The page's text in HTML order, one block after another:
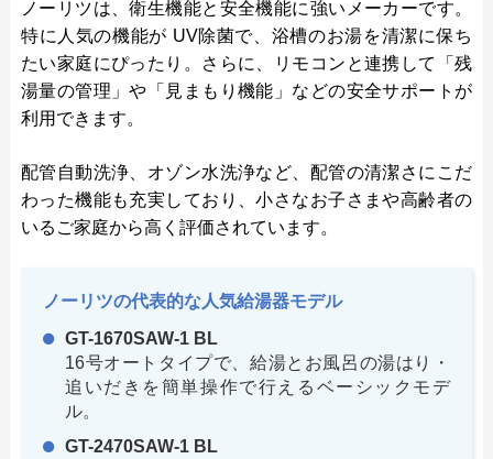
ノーリツは、衛生機能と安全機能に強いメーカーです。
特に人気の機能が UV除菌で、浴槽のお湯を清潔に保ち
たい家庭にぴったり。さらに、リモコンと連携して「残
湯量の管理」や「見まもり機能」などの安全サポートが
利用できます。
配管自動洗浄、オゾン水洗浄など、配管の清潔さにこだ
わった機能も充実しており、小さなお子さまや高齢者の
いるご家庭から高く評価されています。
ノーリツの代表的な人気給湯器モデル
GT-1670SAW-1 BL
16号オートタイプで、給湯とお風呂の湯はり・
追いだきを簡単操作で行えるベーシックモデ
ル。
GT-2470SAW-1 BL